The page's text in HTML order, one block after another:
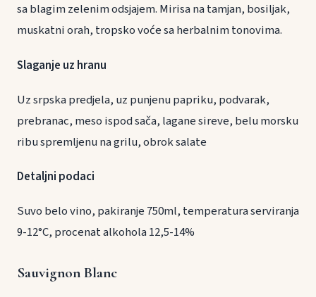
sa blagim zelenim odsjajem. Mirisa na tamjan, bosiljak,
muskatni orah, tropsko voće sa herbalnim tonovima.
Slaganje uz hranu
Uz srpska predjela, uz punjenu papriku, podvarak,
prebranac, meso ispod sača, lagane sireve, belu morsku
ribu spremljenu na grilu, obrok salate
Detaljni podaci
Suvo belo vino, pakiranje 750ml, temperatura serviranja
9-12°C, procenat alkohola 12,5-14%
Sauvignon Blanc